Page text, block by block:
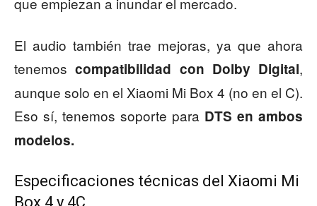
El audio también trae mejoras, ya que ahora
tenemoscompatibilidad con Dolby Digital,
aunque solo en el Xiaomi Mi Box 4 (no en el C).
Eso sí, tenemos soporte para DTS en ambos
modelos.
Especificaciones técnicas del Xiaomi Mi
Box 4 y 4C